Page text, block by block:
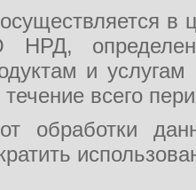
в
определения
и
всего
обработки